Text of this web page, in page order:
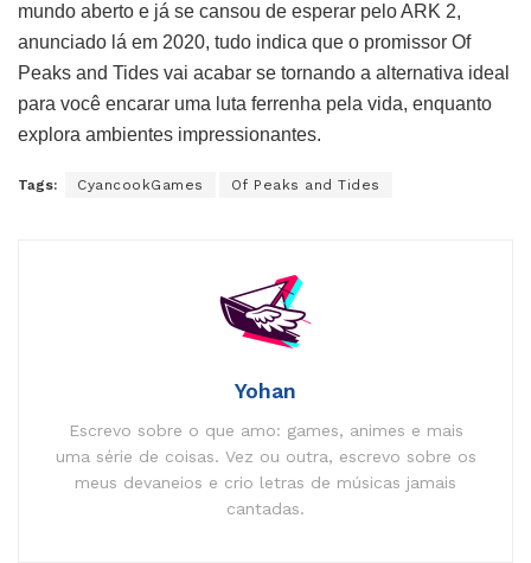
mundo aberto e já se cansou de esperar pelo ARK 2,
anunciado lá em 2020, tudo indica que o promissor Of
Peaks and Tides vai acabar se tornando a alternativa ideal
para você encarar uma luta ferrenha pela vida, enquanto
explora ambientes impressionantes.
Tags: CyancookGames Of Peaks and Tides
Yohan
Escrevo sobre o que amo: games, animes e mais
uma série de coisas. Vez ou outra, escrevo sobre os
meus devaneios e crio letras de músicas jamais
cantadas.